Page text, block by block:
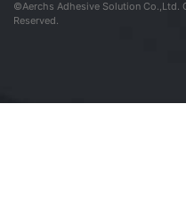
©Aerchs Adhesive Solution
Reserved.